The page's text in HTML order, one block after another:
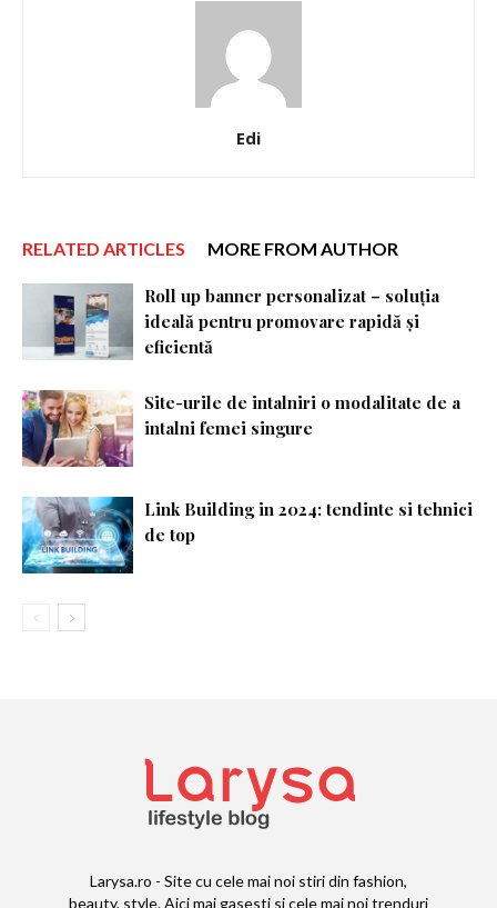
Edi
RELATED ARTICLES MORE FROM AUTHOR
Roll up banner personalizat – soluția
ideală pentru promovare rapidă și
eficientă
Site-urile de intalniri o modalitate de a
intalni femei singure
Link Building in 2024: tendinte si tehnici
de top
Larysa.ro - Site cu cele mai noi stiri din fashion,
beauty, style. Aici mai gasesti si cele mai noi trenduri